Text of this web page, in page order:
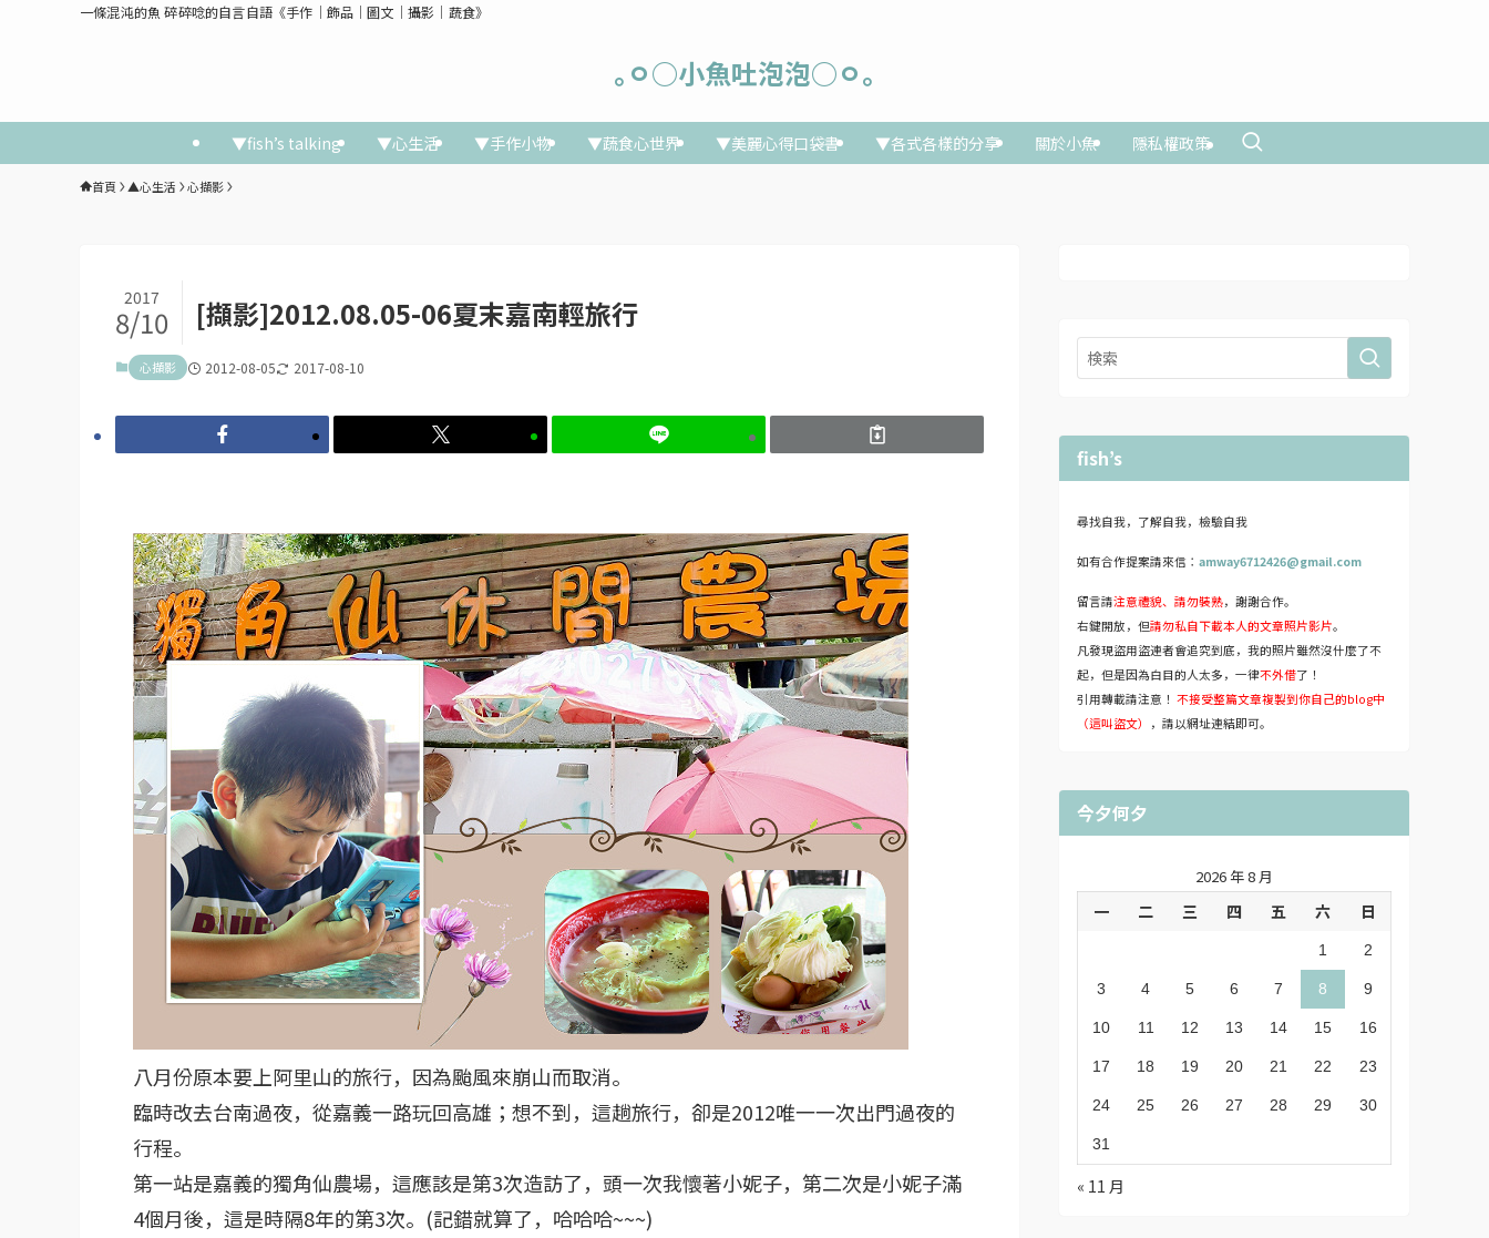
一條混沌的魚 碎碎唸的自言自語《手作│飾品│圖文│攝影│蔬食》
｡ㅇ○小魚吐泡泡○ㅇ｡
▼fish’s talking ▼心生活 ▼手作小物 ▼蔬食心世界 ▼美麗心得口袋書 ▼各式各樣的分享 關於小魚 隱私權政策
首頁 ▲心生活 心擷影
[擷影]2012.08.05-06夏末嘉南輕旅行
2017
8/10
心擷影 2012-08-05 2017-08-10
八月份原本要上阿里山的旅行，因為颱風來崩山而取消。
臨時改去台南過夜，從嘉義一路玩回高雄；想不到，這趟旅行，卻是2012唯一一次出門過夜的
行程。
第一站是嘉義的獨角仙農場，這應該是第3次造訪了，頭一次我懷著小妮子，第二次是小妮子滿
4個月後，這是時隔8年的第3次。(記錯就算了，哈哈哈~~~)
fish’s
尋找自我，了解自我，檢驗自我
如有合作提案請來信： amway6712426@gmail.com
留言請注意禮貌、請勿裝熟，謝謝合作。
右鍵開放，但請勿私自下載本人的文章照片影片。
凡發現盜用盜連者會追究到底，我的照片雖然沒什麼了不
起，但是因為白目的人太多，一律不外借了！
引用轉載請注意！ 不接受整篇文章複製到你自己的blog中
（這叫盜文）
，請以網址連結即可。
今夕何夕
2026 年 8 月
一 二 三 四 五 六 日
1 2
3 4 5 6 7 8 9
10 11 12 13 14 15 16
17 18 19 20 21 22 23
24 25 26 27 28 29 30
31
« 11 月